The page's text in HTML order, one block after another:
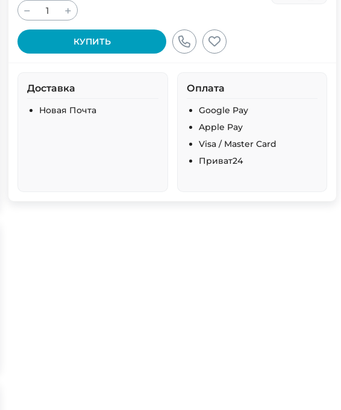
− +
КУПИТЬ
Доставка
Новая Почта
Оплата
Google Pay
Apple Pay
Visa / Master Card
Приват24